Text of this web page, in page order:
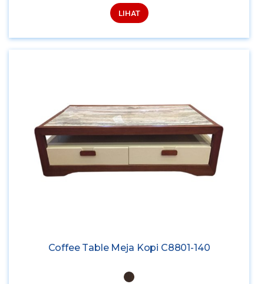
LIHAT
Coffee Table Meja Kopi C8801-140